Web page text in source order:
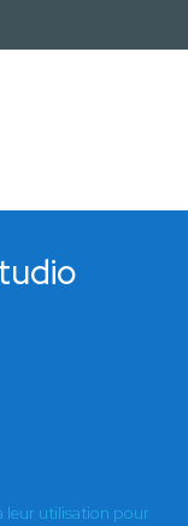
leur utilisation pour